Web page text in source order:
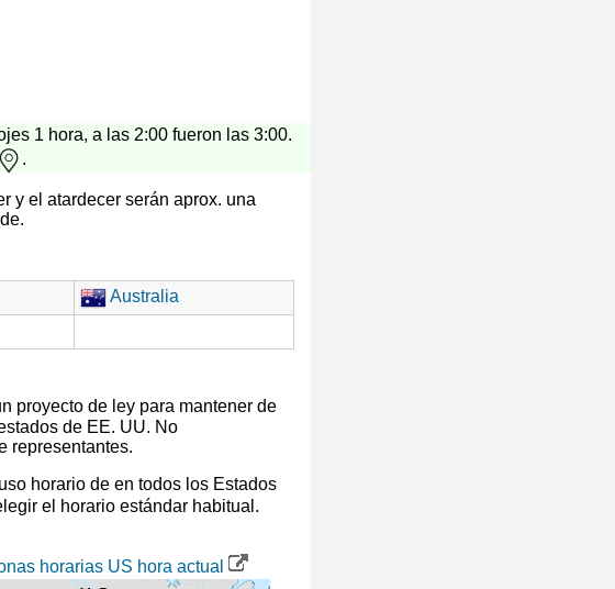
1 hora, a las 2:00 fueron las 3:00.
.
y el atardecer serán aprox. una
Australia
proyecto de ley para mantener de
de EE. UU. No
representantes.
horario de en todos los Estados
el horario estándar habitual.
horarias US hora actual